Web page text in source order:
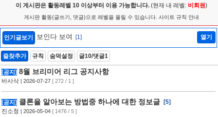
이 게시판은 활동레벨 10 이상부터 이용 가능합니다. (현재 내 레벨: 비회원)
게시판 활동(글쓰기, 댓글)으로 레벨을 올릴 수 있습니다. 사이트 규칙 안내
인기글보기 보인다 보여 [1] 열기
즐찾추가 규칙 숨덕설정 글10/댓글1
[공지] 8월 브리미어 리그 공지사항
바사삭 | 2026-07-27 [ 272 / 1 ]
[공지] 클론을 알아보는 방법중 하나에 대한 정보글
[5]
진소청 | 2026-05-04 [ 1476 / 5 ]